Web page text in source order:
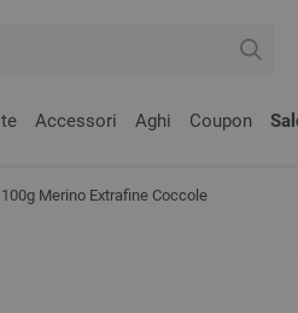
Accessori Aghi Coupon
Merino Extrafine Coccole